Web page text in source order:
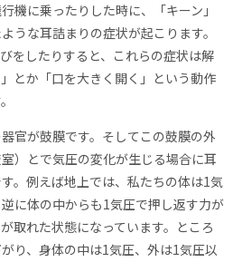
機に乗ったりした時に、「キーン」
うな耳詰まりの症状が起こります。
をしたりすると、これらの症状は解
とか「口を大きく開く」という動作
官が鼓膜です。そしてこの鼓膜の外
）とで気圧の変化が生じる場合に耳
。例えば地上では、私たちの体は1気
に体の中からも1気圧で押し返す力が
取れた状態になっています。ところ
り、身体の中は1気圧、外は1気圧以